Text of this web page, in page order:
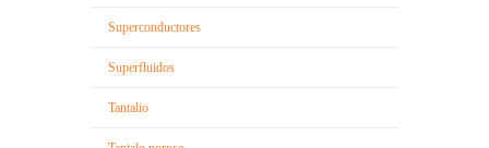
Superconductores
Superfluidos
Tantalio